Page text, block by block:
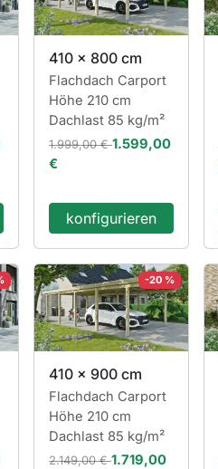
410 x 800 cm
Flachdach Carport
Höhe 210 cm
Dachlast 85 kg/m²
1.999,00 €1.599,00
€
konfigurieren
-20 %
410 x 900 cm
Flachdach Carport
Höhe 210 cm
Dachlast 85 kg/m²
2.149,00 €1.719,00